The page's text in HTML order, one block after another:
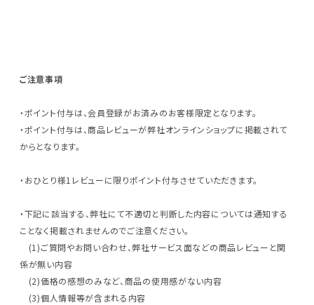
ご注意事項
・ポイント付与は、会員登録がお済みのお客様限定となります。
・ポイント付与は、商品レビューが弊社オンラインショップに掲載されて
からとなります。
・おひとり様1レビューに限りポイント付与させていただきます。
・下記に該当する、弊社にて不適切と判断した内容については通知する
ことなく掲載されませんのでご注意ください。
(1)ご質問やお問い合わせ、弊社サービス面などの商品レビューと関
係が無い内容
(2)価格の感想のみなど、商品の使用感がない内容
(3)個人情報等が含まれる内容